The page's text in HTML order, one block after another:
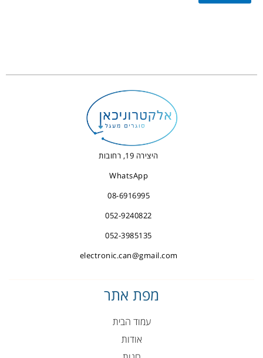
היצירה 19, רחובות
WhatsApp
08-6916995
052-9240822
052-3985135
electronic.can@gmail.com
מפת אתר
עמוד הבית
אודות